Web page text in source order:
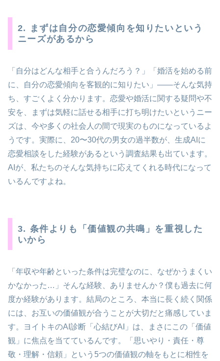
2. まずは自分の恋愛傾向を知りたいという
ニーズがあるから
「自分はどんな相手と合うんだろう？」「婚活を始める前
に、自分の恋愛傾向を客観的に知りたい」――そんな気持
ち、すごくよく分かります。恋愛や婚活に関する疑問や不
安を、まずは気軽に話せる相手に打ち明けたいというニー
ズは、今や多くの社会人の間で現実のものになっているよ
うです。実際に、20〜30代の男女の過半数が、生成AIに
恋愛相談をした経験があるという調査結果も出ています。
AIが、私たちのそんな気持ちに応えてくれる時代になって
いるんですよね。
3. 条件よりも「価値観の共鳴」を重視した
いから
「年収や年齢といった条件は完璧なのに、なぜかうまくい
かなかった…」そんな経験、ありませんか？僕も過去に何
度か経験があります。結局のところ、本当に長く続く関係
には、お互いの価値観が合うことが大切だと痛感していま
す。ヨイトキのAI診断「心結びAI」は、まさにこの「価値
観」に焦点を当てているんです。「思いやり・責任・尊
敬・理解・信頼」という5つの価値観の軸をもとに相性を